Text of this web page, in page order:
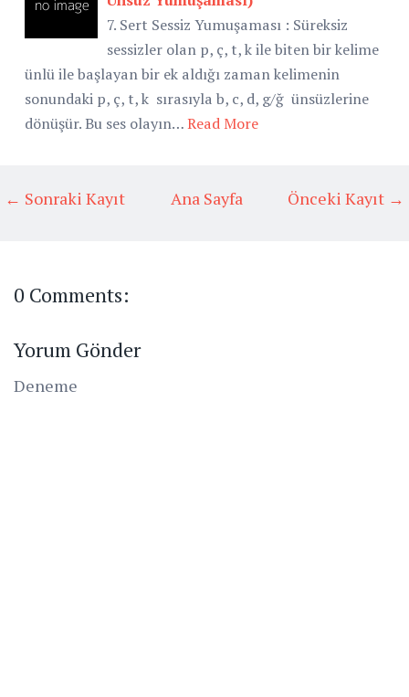
7. Sert Sessiz Yumuşaması : Süreksiz
sessizler olan p, ç, t, k ile biten bir kelime
ünlü ile başlayan bir ek aldığı zaman kelimenin
sonundaki p, ç, t, k sırasıyla b, c, d, g/ğ ünsüzlerine
dönüşür. Bu ses olayın…Read More
← Sonraki Kayıt Önceki Kayıt →
Ana Sayfa
0 Comments:
Yorum Gönder
Deneme